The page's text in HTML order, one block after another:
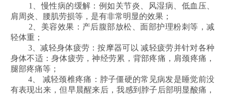
1、慢性病的缓解：例如关节炎、风湿病、低血压、
肩周炎、腰肌劳损等，是有非常明显的效果；
2、美容效果：产后腹部放松、面部护理粉刺等，减
轻体重；
3、减轻身体疲劳：按摩器可以减轻疲劳并针对各种
身体不适：身体疲劳，神经劳累，背部疼痛，肩颈疼痛，
腿部疼痛等；
4、 减轻颈椎疼痛：脖子僵硬的常见病发是睡觉前没
有表现出来，但早晨醒来后，我感到脖子后部明显酸痛，